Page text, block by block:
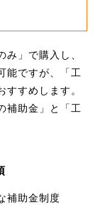
」で購入し、
ですが、
「工
すすめします 。
補助金」と「工
補助金制度